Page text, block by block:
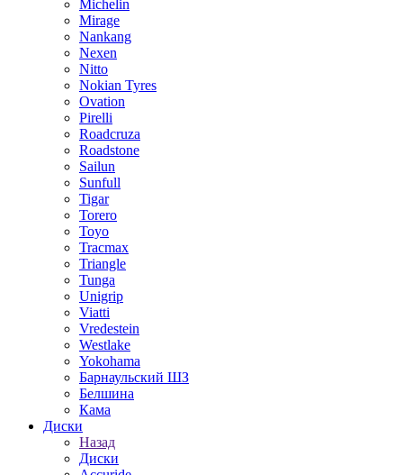
Michelin
Mirage
Nankang
Nexen
Nitto
Nokian Tyres
Ovation
Pirelli
Roadcruza
Roadstone
Sailun
Sunfull
Tigar
Torero
Toyo
Tracmax
Triangle
Tunga
Unigrip
Viatti
Vredestein
Westlake
Yokohama
Барнаульский ШЗ
Белшина
Кама
Диски
Назад
Диски